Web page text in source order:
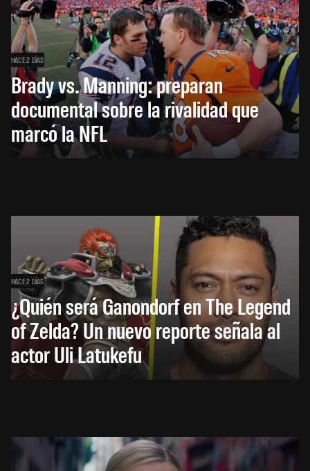
HACE 2 DÍAS
Brady vs. Manning: preparan
documental sobre la rivalidad que
marcó la NFL
HACE 2 DÍAS
¿Quién será Ganondorf en The Legend
of Zelda? Un nuevo reporte señala al
actor Uli Latukefu